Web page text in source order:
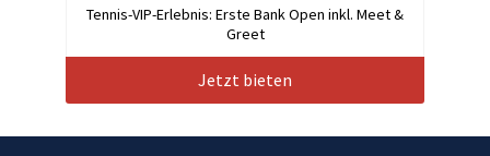
Tennis-VIP-Erlebnis: Erste Bank Open inkl. Meet &
Greet
Jetzt bieten